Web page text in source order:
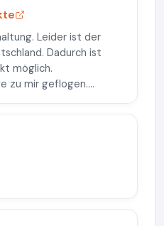
Leider ist der
Dadurch ist
möglich.
zu mir geflogen....